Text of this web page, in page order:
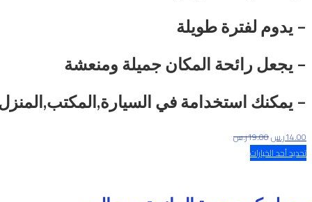
– يدوم لفترة طويلة
– يجعل رائحة المكان جميلة ومنعشة
– يمكنك استخدامة في
14.00ر.س19.00ر.س
تحديد أحد الخيارات